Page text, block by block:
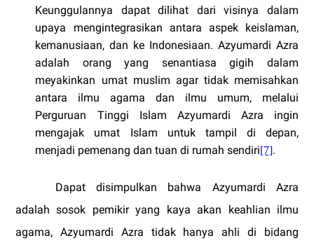
Keunggulannya dapat dilihat dari visinya dalam
upaya mengintegrasikan antara aspek keislaman,
kemanusiaan, dan ke Indonesiaan. Azyumardi Azra
adalah orang yang senantiasa gigih dalam
meyakinkan umat muslim agar tidak memisahkan
antara ilmu agama dan ilmu umum, melalui
Perguruan Tinggi Islam Azyumardi Azra ingin
mengajak umat Islam untuk tampil di depan,
menjadi pemenang dan tuan di rumah sendiri[7].
Dapat disimpulkan bahwa Azyumardi Azra
adalah sosok pemikir yang kaya akan keahlian ilmu
agama, Azyumardi Azra tidak hanya ahli di bidang